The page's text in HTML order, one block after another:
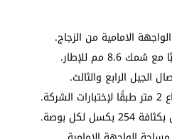
الامامية من الزجاج.
الرابع والثالث.